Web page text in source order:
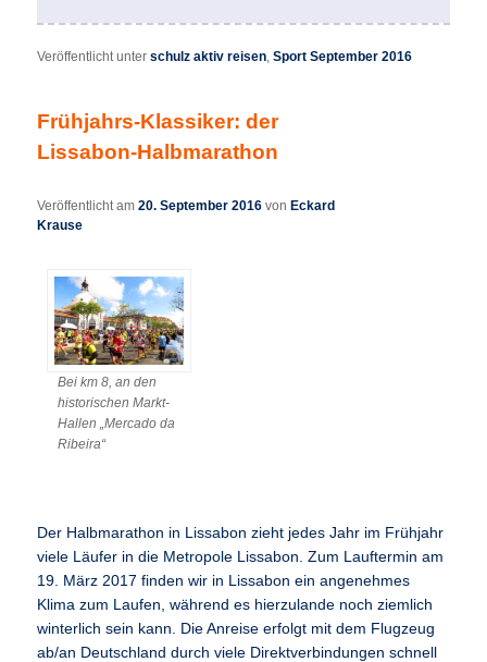
Veröffentlicht unter schulz aktiv reisen,Sport September 2016
Frühjahrs-Klassiker: der
Lissabon-Halbmarathon
Veröffentlicht am20. September 2016 vonEckard
Krause
Bei km 8, an den
historischen Markt-
Hallen „Mercado da
Ribeira“
Der Halbmarathon in Lissabon zieht jedes Jahr im Frühjahr
viele Läufer in die Metropole Lissabon. Zum Lauftermin am
19. März 2017 finden wir in Lissabon ein angenehmes
Klima zum Laufen, während es hierzulande noch ziemlich
winterlich sein kann. Die Anreise erfolgt mit dem Flugzeug
ab/an Deutschland durch viele Direktverbindungen schnell